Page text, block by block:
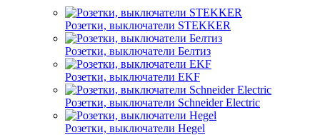
Розетки, выключатели STEKKER
Розетки, выключатели Белтиз
Розетки, выключатели EKF
Розетки, выключатели Schneider Electric
Розетки, выключатели Hegel